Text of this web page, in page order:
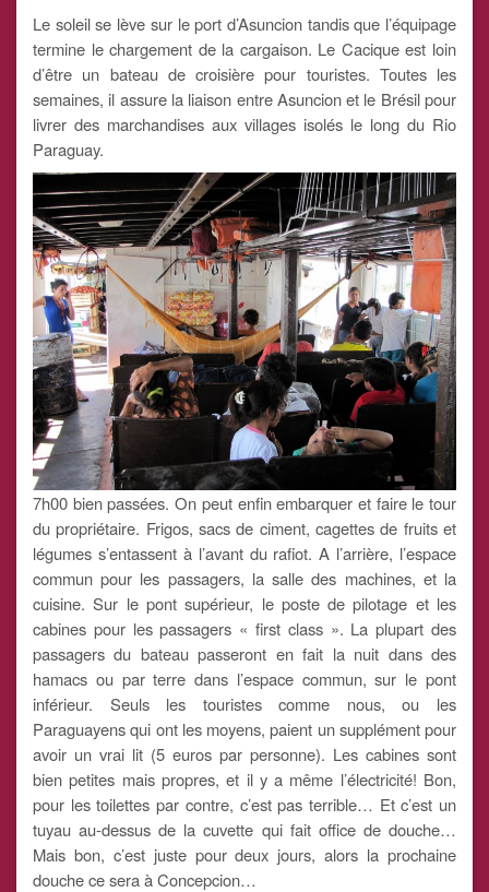
Le soleil se lève sur le port d’Asuncion tandis que l’équipage
termine le chargement de la cargaison. Le Cacique est loin
d’être un bateau de croisière pour touristes. Toutes les
semaines, il assure la liaison entre Asuncion et le Brésil pour
livrer des marchandises aux villages isolés le long du Rio
Paraguay.
7h00 bien passées. On peut enfin embarquer et faire le tour
du propriétaire. Frigos, sacs de ciment, cagettes de fruits et
légumes s’entassent à l’avant du rafiot. A l’arrière, l’espace
commun pour les passagers, la salle des machines, et la
cuisine. Sur le pont supérieur, le poste de pilotage et les
cabines pour les passagers « first class ». La plupart des
passagers du bateau passeront en fait la nuit dans des
hamacs ou par terre dans l’espace commun, sur le pont
inférieur. Seuls les touristes comme nous, ou les
Paraguayens qui ont les moyens, paient un supplément pour
avoir un vrai lit (5 euros par personne). Les cabines sont
bien petites mais propres, et il y a même l’électricité! Bon,
pour les toilettes par contre, c’est pas terrible… Et c’est un
tuyau au-dessus de la cuvette qui fait office de douche…
Mais bon, c’est juste pour deux jours, alors la prochaine
douche ce sera à Concepcion…